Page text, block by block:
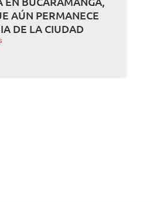
AÚN PERMANECE
DE LA CIUDAD